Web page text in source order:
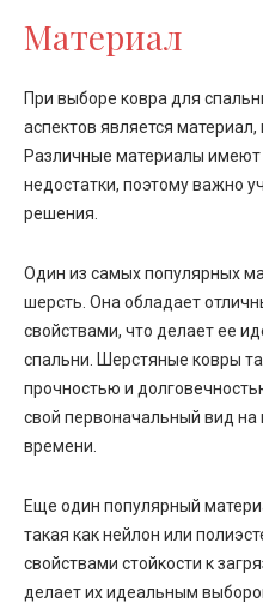
Материал
При выборе ковра для
аспектов является материал,
Различные материалы
недостатки, поэтому важно
решения.
Один из самых популярных
шерсть. Она обладает
свойствами, что делает ее
спальни. Шерстяные ковры
прочностью и
свой первоначальный вид на
времени.
Еще один популярный
такая как нейлон или
свойствами стойкости к
делает их идеальным